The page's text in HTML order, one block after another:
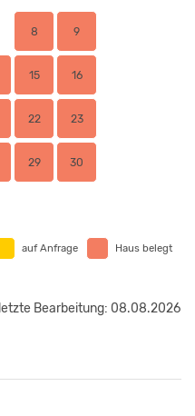
8 9
15 16
22 23
29 30
auf Anfrage Haus belegt
letzte Bearbeitung: 08.08.2026